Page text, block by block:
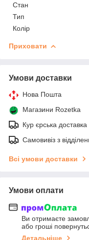
Стан
Тип
Колір
Приховати
Умови доставки
Нова Пошта
Магазини Rozetka
Кур єрська
Самовивіз з
Всі умови доставки
Умови оплати
Ви отримаєте
або гроші
Детальніше